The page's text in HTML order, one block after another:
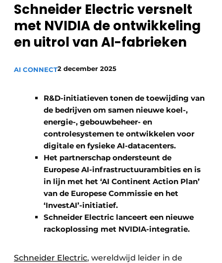
Schneider Electric versnelt
met NVIDIA de ontwikkeling
en uitrol van AI-fabrieken ​
AI CONNECT2 december 2025
R&D-initiatieven tonen de toewijding van
de bedrijven om samen nieuwe koel-,
energie-, gebouwbeheer- en
controlesystemen te ontwikkelen voor
digitale en fysieke AI-datacenters. ​ ​
Het partnerschap ondersteunt de
Europese AI-infrastructuurambities en is
in lijn met het ‘AI Continent Action Plan’
van de Europese Commissie en het
‘InvestAI’-initiatief. ​ ​
Schneider Electric lanceert een nieuwe
rackoplossing met NVIDIA-integratie.
Schneider Electric, wereldwijd leider in de